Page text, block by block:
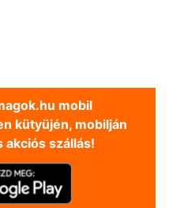
mobil
kütyüjén, mobilján
akciós szállás!